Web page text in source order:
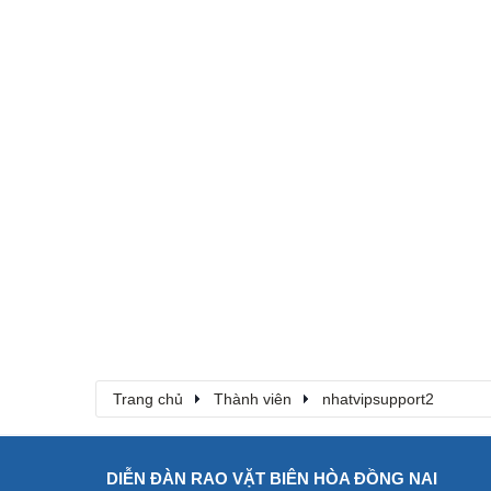
Trang chủ Thành viên nhatvipsupport2
DIỄN ĐÀN RAO VẶT BIÊN HÒA ĐỒNG NAI